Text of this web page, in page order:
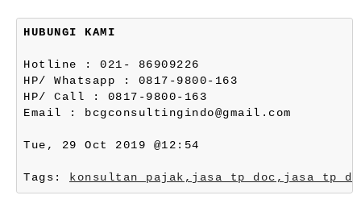
HUBUNGI KAMI
Hotline : 021- 86909226
HP/ Whatsapp : 0817-9800-163
HP/ Call : 0817-9800-163
Email : bcgconsultingindo@gmail.com
Tue, 29 Oct 2019 @12:54
Tags: konsultan pajak, jasa tp doc, jasa tp